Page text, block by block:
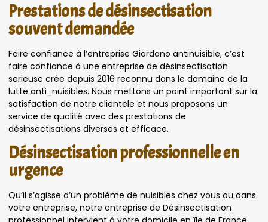
Prestations de désinsectisation
souvent demandée
Faire confiance à l’entreprise Giordano antinuisible, c’est
faire confiance à une entreprise de désinsectisation
serieuse crée depuis 2016 reconnu dans le domaine de la
lutte anti_nuisibles. Nous mettons un point important sur la
satisfaction de notre clientèle et nous proposons un
service de qualité avec des prestations de
désinsectisations diverses et efficace.
Désinsectisation professionnelle en
urgence
Qu’il s’agisse d’un problème de nuisibles chez vous ou dans
votre entreprise, notre entreprise de Désinsectisation